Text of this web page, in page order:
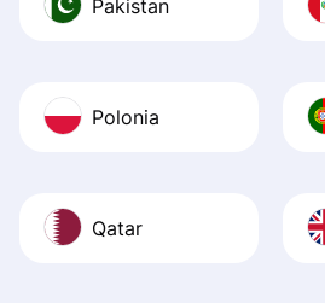
Pakistan
Polonia
Qatar